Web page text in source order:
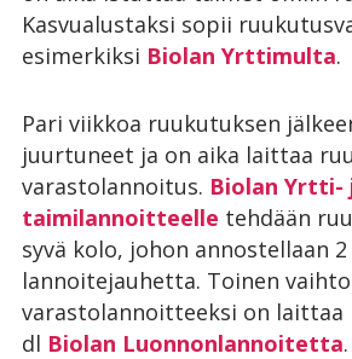
Kasvualustaksi sopii
esimerkiksi Biolan Yrttimulta.
Pari viikkoa ruukutuksen
juurtuneet ja on aika laittaa
varastolannoitus. Biolan Yrtti-
taimilannoitteelle tehdään
syvä kolo, johon annostellaan
lannoitejauhetta. Toinen
varastolannoitteeksi on laittaa
dl Biolan Luonnonlannoitetta